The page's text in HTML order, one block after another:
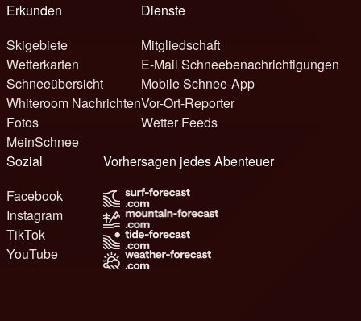
Erkunden
Skigebiete
Wetterkarten
Schneeübersicht
Whiteroom Nachrichten
Fotos
MeinSchnee
Dienste
Mitgliedschaft
E-Mail Schneebenachrichtigungen
Mobile Schnee-App
Vor-Ort-Reporter
Wetter Feeds
Sozial
Facebook
Instagram
TikTok
YouTube
Vorhersagen jedes Abenteuer